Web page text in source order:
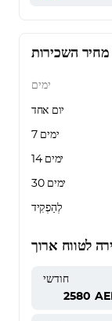
מחיר השכירות
ימים
יום אחד
7 ימים
14 ימים
30 ימים
לְהַפְקִיד
לטווח ארוך
חודשי
2580